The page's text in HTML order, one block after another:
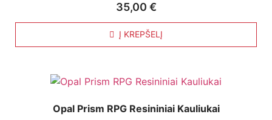
35,00 €
Į KREPŠELĮ
Opal Prism RPG Resininiai Kauliukai